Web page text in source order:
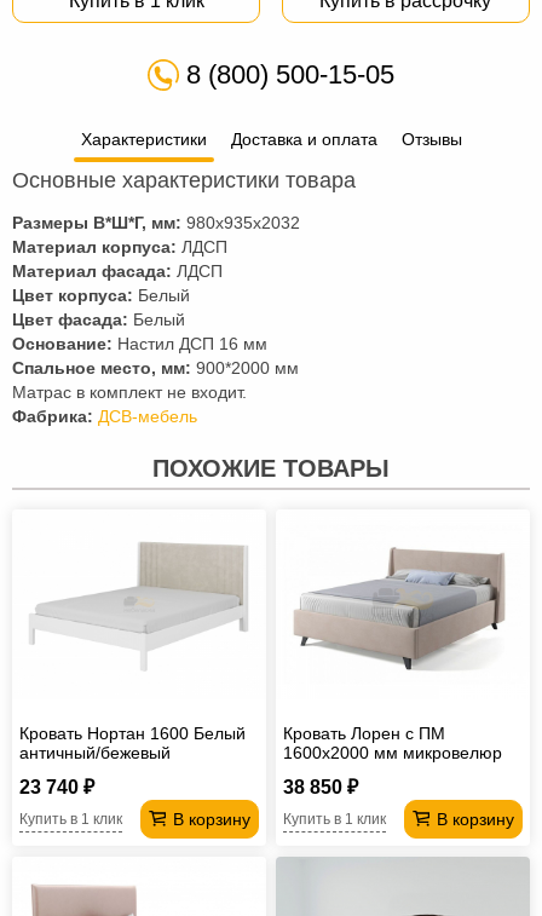
8 (800) 500-15-05
Характеристики Доставка и оплата Отзывы
Основные характеристики товара
Размеры В*Ш*Г, мм: 980х935х2032
Материал корпуса: ЛДСП
Материал фасада: ЛДСП
Цвет корпуса: Белый
Цвет фасада: Белый
Основание: Настил ДСП 16 мм
Спальное место, мм: 900*2000 мм
Матрас в комплект не входит.
Фабрика: ДСВ-мебель
ПОХОЖИЕ ТОВАРЫ
Кровать Нортан 1600 Белый
античный/бежевый
23 740 ₽
В корзину
Купить в 1 клик
Кровать Лорен с ПМ
1600х2000 мм микровелюр
38 850 ₽
В корзину
Купить в 1 клик